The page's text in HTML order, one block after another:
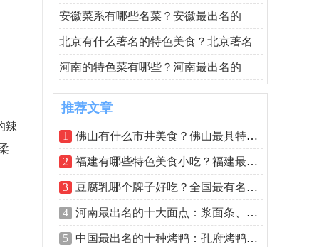
辣
安徽菜系有哪些名菜？安徽最出名的
北京有什么著名的特色美食？北京著名
河南的特色菜有哪些？河南最出名的
推荐文章
1 佛山有什么市井美食？佛山最具特色的
2 福建有哪些特色美食小吃？福建最具特色
3 豆腐乳哪个牌子好吃？全国最有名的六种
4 河南最出名的十大面点：浆面条、水煎包
5 中国最出名的十种烤鸭：孔府烤鸭夺第一